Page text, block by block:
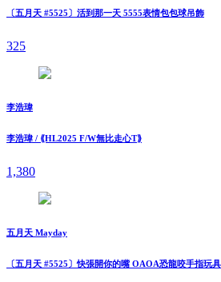
〔五月天 #5525〕活到那一天 5555表情包包球吊飾
325
李浩瑋
李浩瑋 / ⟪HL2025 F/W無比走⼼T⟫
1,380
五月天 Mayday
〔五月天 #5525〕快張開你的嘴 OAOA恐龍咬手指玩具